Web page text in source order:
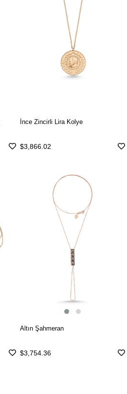
İnce Zincirli Lira Kolye
$3,866.02
Altın Şahmeran
$3,754.36